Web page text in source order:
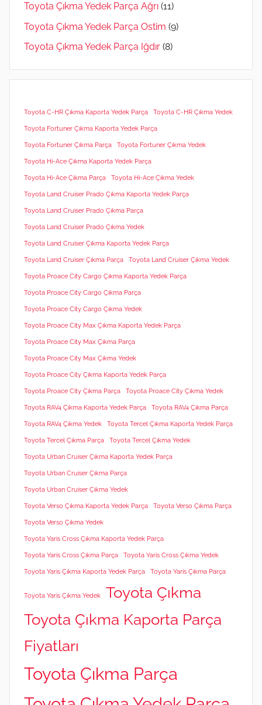
Toyota Çıkma Yedek Parça Ağrı (11)
Toyota Çıkma Yedek Parça Ostim (9)
Toyota Çıkma Yedek Parça Iğdır (8)
Toyota C-HR Çıkma Kaporta Yedek Parça Toyota C-HR Çıkma Yedek
Toyota Fortuner Çıkma Kaporta Yedek Parça
Toyota Fortuner Çıkma Parça Toyota Fortuner Çıkma Yedek
Toyota Hi-Ace Çıkma Kaporta Yedek Parça
Toyota Hi-Ace Çıkma Parça Toyota Hi-Ace Çıkma Yedek
Toyota Land Cruiser Prado Çıkma Kaporta Yedek Parça
Toyota Land Cruiser Prado Çıkma Parça
Toyota Land Cruiser Prado Çıkma Yedek
Toyota Land Cruiser Çıkma Kaporta Yedek Parça
Toyota Land Cruiser Çıkma Parça Toyota Land Cruiser Çıkma Yedek
Toyota Proace City Cargo Çıkma Kaporta Yedek Parça
Toyota Proace City Cargo Çıkma Parça
Toyota Proace City Cargo Çıkma Yedek
Toyota Proace City Max Çıkma Kaporta Yedek Parça
Toyota Proace City Max Çıkma Parça
Toyota Proace City Max Çıkma Yedek
Toyota Proace City Çıkma Kaporta Yedek Parça
Toyota Proace City Çıkma Parça Toyota Proace City Çıkma Yedek
Toyota RAV4 Çıkma Kaporta Yedek Parça Toyota RAV4 Çıkma Parça
Toyota RAV4 Çıkma Yedek Toyota Tercel Çıkma Kaporta Yedek Parça
Toyota Tercel Çıkma Parça Toyota Tercel Çıkma Yedek
Toyota Urban Cruiser Çıkma Kaporta Yedek Parça
Toyota Urban Cruiser Çıkma Parça
Toyota Urban Cruiser Çıkma Yedek
Toyota Verso Çıkma Kaporta Yedek Parça Toyota Verso Çıkma Parça
Toyota Verso Çıkma Yedek
Toyota Yaris Cross Çıkma Kaporta Yedek Parça
Toyota Yaris Cross Çıkma Parça Toyota Yaris Cross Çıkma Yedek
Toyota Yaris Çıkma Kaporta Yedek Parça Toyota Yaris Çıkma Parça
Toyota Yaris Çıkma Yedek
Toyota Çıkma
Toyota Çıkma Kaporta Parça
Fiyatları
Toyota Çıkma Parça